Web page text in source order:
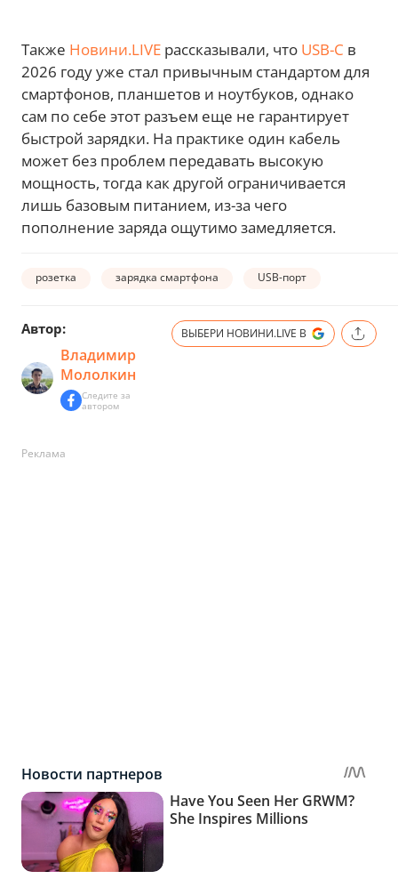
Также Новини.LIVE рассказывали, что USB-C в
2026 году уже стал привычным стандартом для
смартфонов, планшетов и ноутбуков, однако
сам по себе этот разъем еще не гарантирует
быстрой зарядки. На практике один кабель
может без проблем передавать высокую
мощность, тогда как другой ограничивается
лишь базовым питанием, из-за чего
пополнение заряда ощутимо замедляется.
розетка зарядка смартфона USB-порт
Автор:
Владимир
Мололкин
Следите за
автором
ВЫБЕРИ НОВИНИ.LIVE В
Реклама